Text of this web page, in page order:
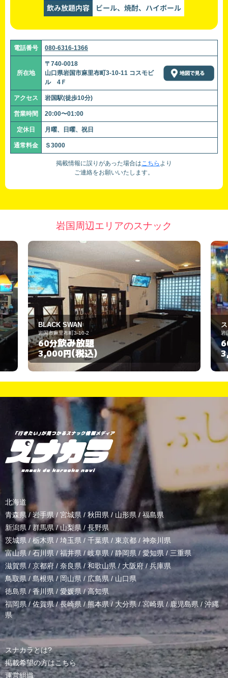
飲み放題内容 ビール、焼酎、ハイボール
電話番号 080-6316-1366
所在地
〒740-0018
山口県岩国市麻里布町3-10-11 コスモビ
ル 4Ｆ
アクセス 岩国駅(徒歩10分)
営業時間 20:00〜01:00
定休日 月曜、日曜、祝日
通常料金 Ｓ3000
掲載情報に誤りがあった場合はこちら より
ご連絡をお願いいたします。
岩国周辺エリアのスナック
スタンド プリモ
岩国市麻里布町3-11-16
60分飲み放題
3,000円(税込)
北海道
青森県 / 岩手県/ 宮城県 / 秋田県 / 山形県/ 福島県
新潟県 /群馬県/山梨県 / 長野県
茨城県 / 栃木県 / 埼玉県 / 千葉県 / 東京都 / 神奈川県
富山県 /石川県/福井県/岐阜県 / 静岡県 / 愛知県 / 三重県
滋賀県 / 京都府 / 奈良県 / 和歌山県/ 大阪府 /兵庫県
鳥取県/ 島根県 /岡山県/ 広島県 / 山口県
徳島県 /香川県 / 愛媛県/高知県
福岡県/佐賀県/長崎県 /熊本県/ 大分県/宮崎県 /鹿児島県 / 沖縄
県
スナカラとは?
掲載希望の方はこちら
運営組織